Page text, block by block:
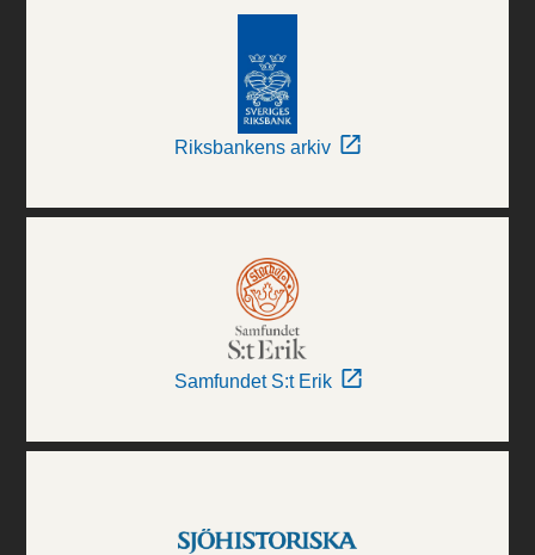
Riksbankens arkiv
Samfundet S:t Erik